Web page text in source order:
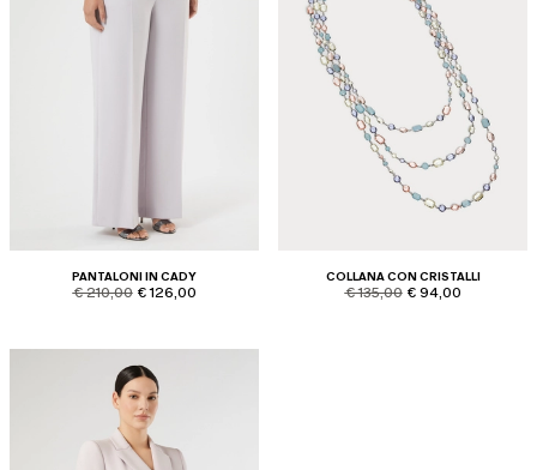
PANTALONI IN CADY
product.price.original
€ 210,00 product.price.sale
€ 126,00
COLLANA CON CRISTALLI
product.price.original
€ 135,00 product.price.sale
€ 94,00